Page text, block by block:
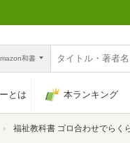
和書
とは 本ランキング
福祉教科書 ゴロ合わせでらくらく暗記！保育士完全合格要点